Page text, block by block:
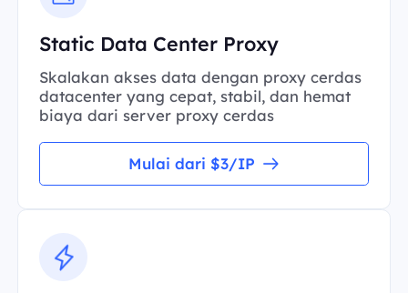
Static Data Center Proxy
Skalakan akses data dengan proxy cerdas
datacenter yang cepat, stabil, dan hemat
biaya dari server proxy cerdas
Mulai dari $3/IP